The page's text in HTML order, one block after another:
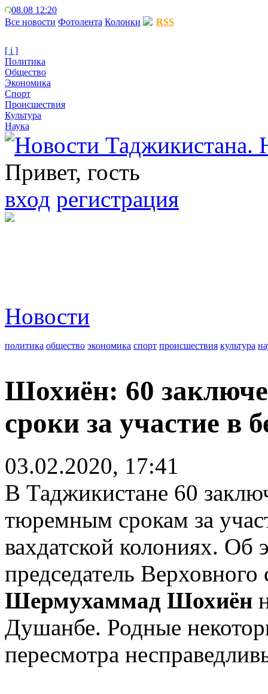
08.08 12:20
Все новости Фотолента Колонки RSS
[ i ]
Политика
Общество
Экономика
Спорт
Происшествия
Культура
Наука
Привет, гость
вход регистрация
Новости
политика общество экономика спорт происшествия культура
Шохиён: 60
сроки за участие в
03.02.2020, 17:41
В Таджикистане 60
тюремным срокам за
вахдатской колониях. Об
председатель
Шермухаммад Шохиён
Душанбе. Родные
пересмотра